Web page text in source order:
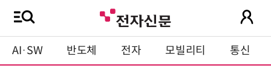
AI·SW 반도체 전자 모빌리티 통신